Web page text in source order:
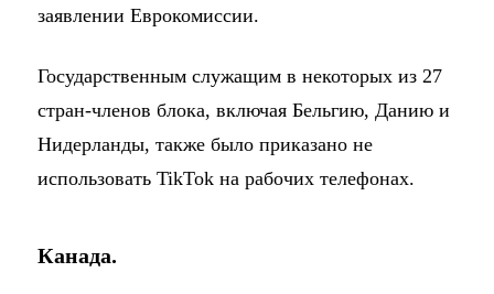
заявлении Еврокомиссии.
Государственным служащим в некоторых из 27
стран-членов блока, включая Бельгию, Данию и
Нидерланды, также было приказано не
использовать TikTok на рабочих телефонах.
Канада.